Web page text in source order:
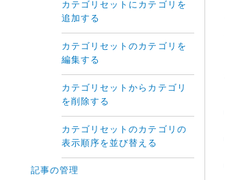
カテゴリセットにカテゴリを
追加する
カテゴリセットのカテゴリを
編集する
カテゴリセットからカテゴリ
を削除する
カテゴリセットのカテゴリの
表示順序を並び替える
記事の管理